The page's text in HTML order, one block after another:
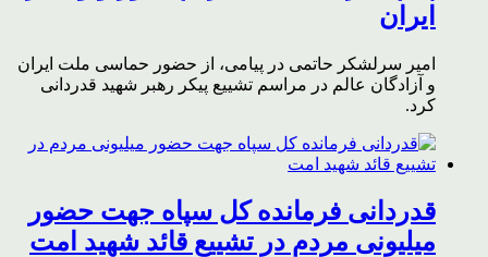
ایران
امیر سرلشکر حاتمی در پیامی، از حضور حماسی ملت ایران
و آزادگان عالم در مراسم تشییع پیکر رهبر شهید قدردانی
کرد.
قدردانی فرمانده کل سپاه جهت حضور
میلیونی مردم در تشییع قائد شهید امت